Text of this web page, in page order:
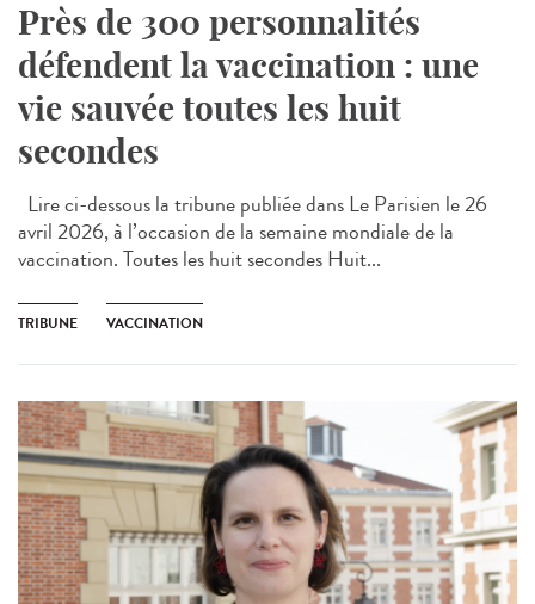
Près de 300 personnalités
défendent la vaccination : une
vie sauvée toutes les huit
secondes
Lire ci-dessous la tribune publiée dans Le Parisien le 26
avril 2026, à l’occasion de la semaine mondiale de la
vaccination. Toutes les huit secondes Huit...
TRIBUNE VACCINATION